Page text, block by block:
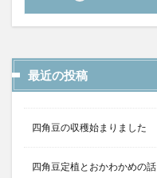
最近の投稿
四角豆の収穫始まりました
四角豆定植とおかわかめの話